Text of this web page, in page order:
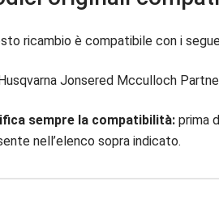
ricambio è compatibile con i
Jonsered Mcculloch
sempre la compatibilità: prima
nell’elenco sopra indicato.